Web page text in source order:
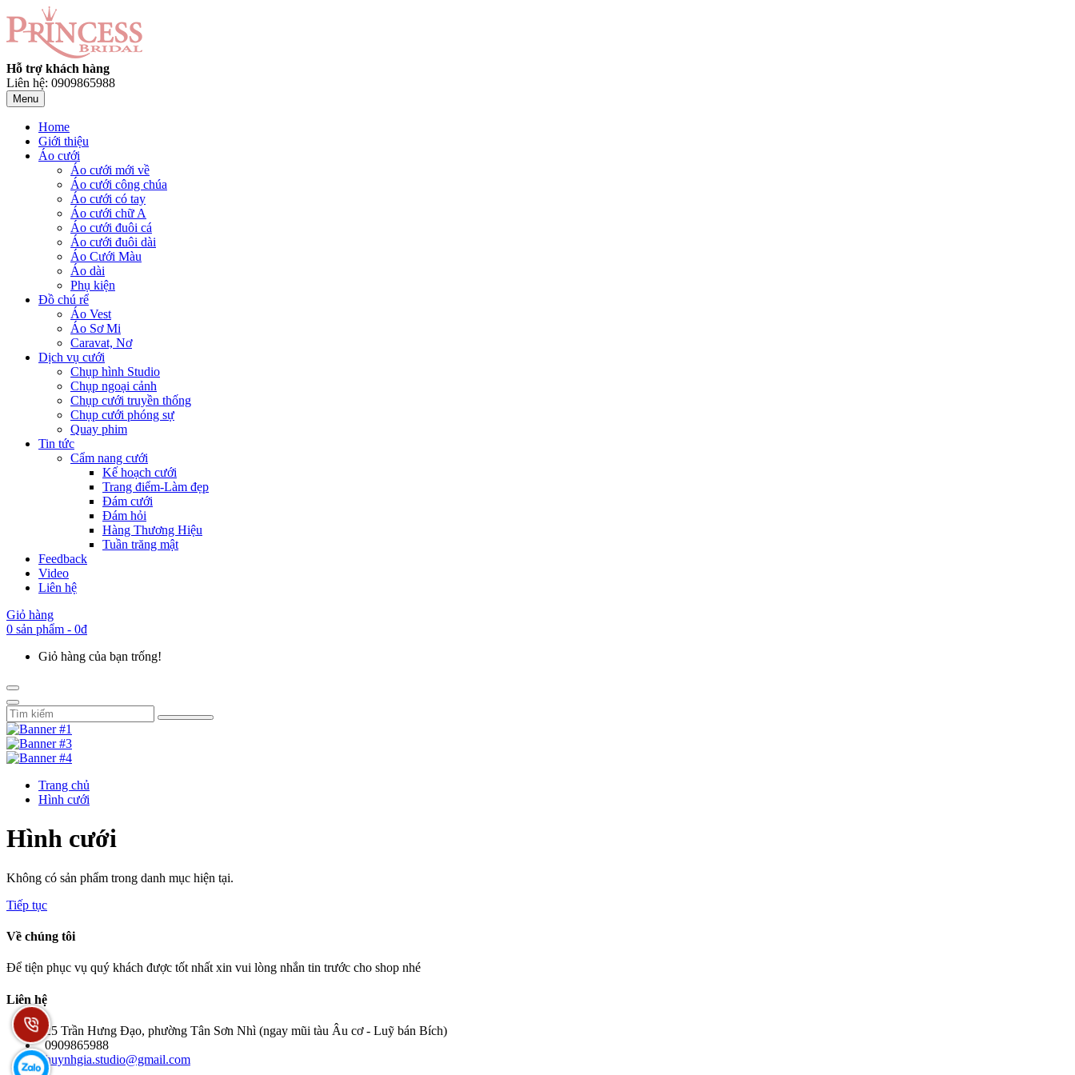
Hỗ trợ khách hàng
Liên hệ: 0909865988
Menu
Home
Giới thiệu
Áo cưới
Áo cưới mới về
Áo cưới công chúa
Áo cưới có tay
Áo cưới chữ A
Áo cưới đuôi cá
Áo cưới đuôi dài
Áo Cưới Màu
Áo dài
Phụ kiện
Đồ chú rể
Áo Vest
Áo Sơ Mi
Caravat, Nơ
Dịch vụ cưới
Chụp hình Studio
Chụp ngoại cảnh
Chụp cưới truyền thống
Chụp cưới phóng sự
Quay phim
Tin tức
Cẩm nang cưới
Kế hoạch cưới
Trang điểm-Làm đẹp
Đám cưới
Đám hỏi
Hàng Thương Hiệu
Tuần trăng mật
Feedback
Video
Liên hệ
Giỏ hàng
0 sản phẩm - 0đ
Giỏ hàng của bạn trống!
Trang chủ
Hình cưới
Hình cưới
Không có sản phẩm trong danh mục hiện tại.
Tiếp tục
Về chúng tôi
Để tiện phục vụ quý khách được tốt nhất xin vui lòng nhắn tin trước cho shop nhé
Liên hệ
25 Trần Hưng Đạo, phường Tân Sơn Nhì (ngay mũi tàu Âu cơ - Luỹ bán Bích)
0909865988
huynhgia.studio@gmail.com